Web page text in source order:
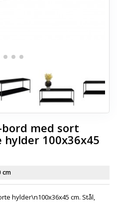
med sort
100x36x45
cm
hylder\n100x36x45 cm. Stål,